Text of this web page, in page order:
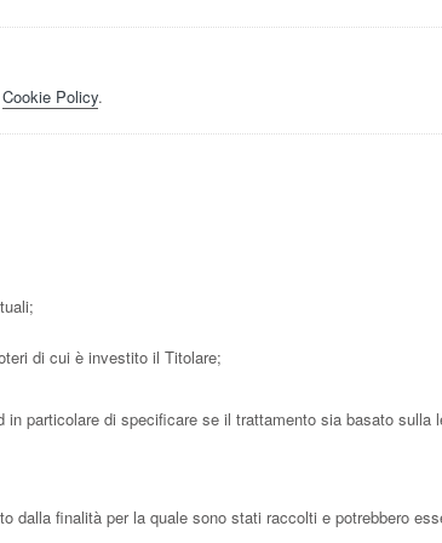
Cookie Policy.
di cui è investito il Titolare;
particolare di specificare se il trattamento sia basato sulla
finalità per la quale sono stati raccolti e potrebbero